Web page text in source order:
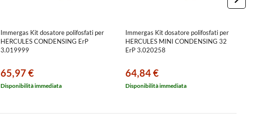
Immergas Kit dosatore polifosfati per
HERCULES CONDENSING ErP
3.019999
65,97 €
Disponibilità immediata
Immergas Kit dosatore polifosfati per
HERCULES MINI CONDENSING 32
ErP 3.020258
64,84 €
Disponibilità immediata